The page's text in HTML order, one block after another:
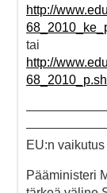
http://
tai
http://
EU:n
Pääministeri